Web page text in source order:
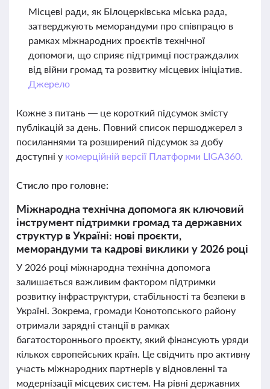
Місцеві ради, як Білоцерківська міська рада,
затверджують меморандуми про співпрацю в
рамках міжнародних проєктів технічної
допомоги, що сприяє підтримці постраждалих
від війни громад та розвитку місцевих ініціатив.
Джерело
Кожне з питань — це короткий підсумок змісту
публікацій за день. Повний список першоджерел з
посиланнями та розширений підсумок за добу
доступні у комерційній версії Платформи LIGA360.
Стисло про головне:
Міжнародна технічна допомога як ключовий
інструмент підтримки громад та державних
структур в Україні: нові проєкти,
меморандуми та кадрові виклики у 2026 році
У 2026 році міжнародна технічна допомога
залишається важливим фактором підтримки
розвитку інфраструктури, стабільності та безпеки в
Україні. Зокрема, громади Конотопського району
отримали зарядні станції в рамках
багатостороннього проєкту, який фінансують уряди
кількох європейських країн. Це свідчить про активну
участь міжнародних партнерів у відновленні та
модернізації місцевих систем. На рівні державних